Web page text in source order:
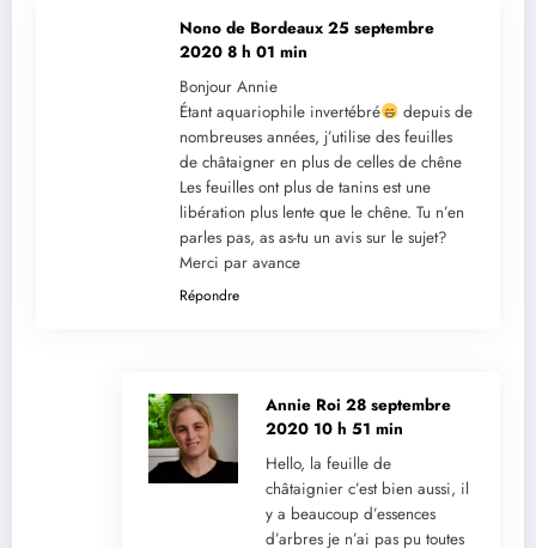
Nono de Bordeaux 25 septembre
2020 8 h 01 min
Bonjour Annie
Étant aquariophile invertébré
depuis de
nombreuses années, j’utilise des feuilles
de châtaigner en plus de celles de chêne
Les feuilles ont plus de tanins est une
libération plus lente que le chêne. Tu n’en
parles pas, as as-tu un avis sur le sujet?
Merci par avance
Répondre
Annie Roi 28 septembre
2020 10 h 51 min
Hello, la feuille de
châtaignier c’est bien aussi, il
y a beaucoup d’essences
d’arbres je n’ai pas pu toutes